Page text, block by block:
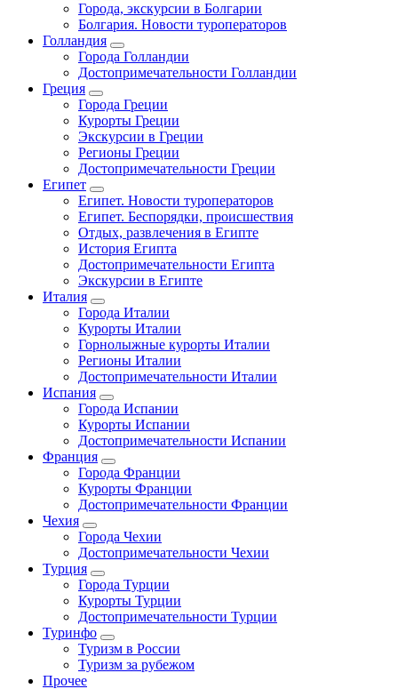
Города, экскурсии в Болгарии
Болгария. Новости туроператоров
Голландия
Города Голландии
Достопримечательности Голландии
Греция
Города Греции
Курорты Греции
Экскурсии в Греции
Регионы Греции
Достопримечательности Греции
Египет
Египет. Новости туроператоров
Египет. Беспорядки, происшествия
Отдых, развлечения в Египте
История Египта
Достопримечательности Египта
Экскурсии в Египте
Италия
Города Италии
Курорты Италии
Горнолыжные курорты Италии
Регионы Италии
Достопримечательности Италии
Испания
Города Испании
Курорты Испании
Достопримечательности Испании
Франция
Города Франции
Курорты Франции
Достопримечательности Франции
Чехия
Города Чехии
Достопримечательности Чехии
Турция
Города Турции
Курорты Турции
Достопримечательности Турции
Туринфо
Туризм в России
Туризм за рубежом
Прочее